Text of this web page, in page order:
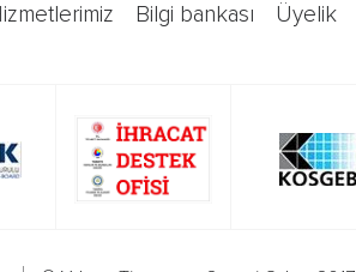
hizmetlerimiz bilgi bankası üyelik